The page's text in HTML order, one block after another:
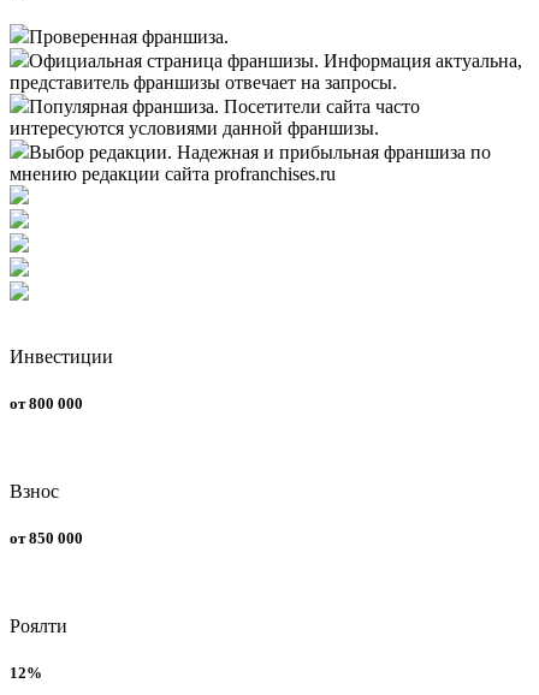
Проверенная франшиза.
Официальная страница франшизы. Информация актуальна,
представитель франшизы отвечает на запросы.
Популярная франшиза. Посетители сайта часто
интересуются условиями данной франшизы.
Выбор редакции. Надежная и прибыльная франшиза по
мнению редакции сайта profranchises.ru
Инвестиции
от 800 000
Взнос
от 850 000
Роялти
12%